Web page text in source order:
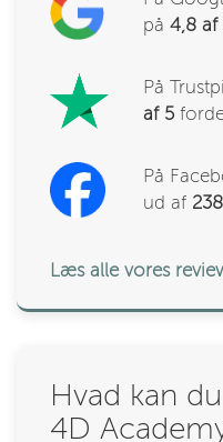
på 4,8 af
På
af 5
På
ud af 238
Læs alle vores
Hvad kan
4D